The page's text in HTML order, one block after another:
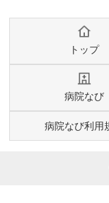
トップ
病院なび
病院なび利用